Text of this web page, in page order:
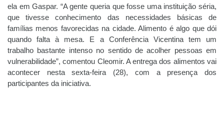
ela em Gaspar. “A gente queria que fosse uma instituição séria,
que tivesse conhecimento das necessidades básicas de
famílias menos favorecidas na cidade. Alimento é algo que dói
quando falta à mesa. E a Conferência Vicentina tem um
trabalho bastante intenso no sentido de acolher pessoas em
vulnerabilidade”, comentou Cleomir. A entrega dos alimentos vai
acontecer nesta sexta-feira (28), com a presença dos
participantes da iniciativa.